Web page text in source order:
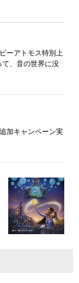
ーアトモス特別上
、音の世界に没
加キャンペーン実